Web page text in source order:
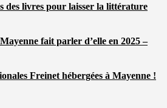
des livres pour laisser la littérature
fait parler d’elle en 2025 –
Freinet hébergées à Mayenne !